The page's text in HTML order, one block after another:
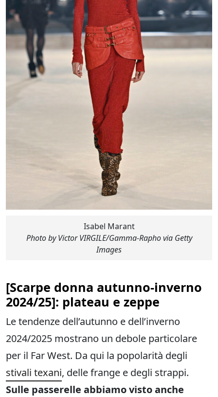
Isabel Marant
Photo by Victor VIRGILE/Gamma-Rapho via Getty
Images
[Scarpe donna autunno-inverno
2024/25]: plateau e zeppe
Le tendenze dell’autunno e dell’inverno
2024/2025 mostrano un debole particolare
per il Far West. Da qui la popolarità degli
stivali texani, delle frange e degli strappi.
Sulle passerelle abbiamo visto anche